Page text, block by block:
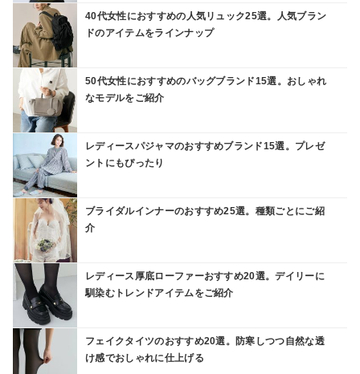
40代女性におすすめの人気リュック25選。人気ブラン
ドのアイテムをラインナップ
50代女性におすすめのバッグブランド15選。おしゃれ
なモデルをご紹介
レディースパジャマのおすすめブランド15選。プレゼ
ントにもぴったり
ブライダルインナーのおすすめ25選。種類ごとにご紹
介
レディース厚底ローファーおすすめ20選。デイリーに
馴染むトレンドアイテムをご紹介
フェイクタイツのおすすめ20選。防寒しつつ自然な透
け感でおしゃれに仕上げる